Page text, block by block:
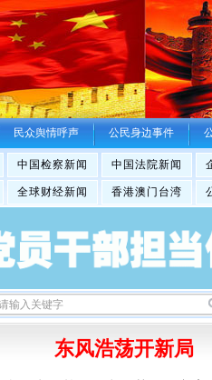
民众舆情呼声 公民身边事件
中国检察新闻 中国法院新闻
全球财经新闻 香港澳门台湾
东风浩荡开新局